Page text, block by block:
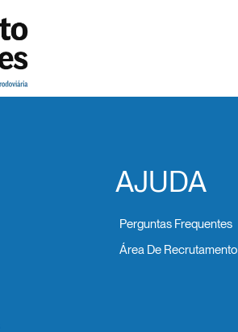
AJUDA
Perguntas Frequentes
Área De Recrutamento